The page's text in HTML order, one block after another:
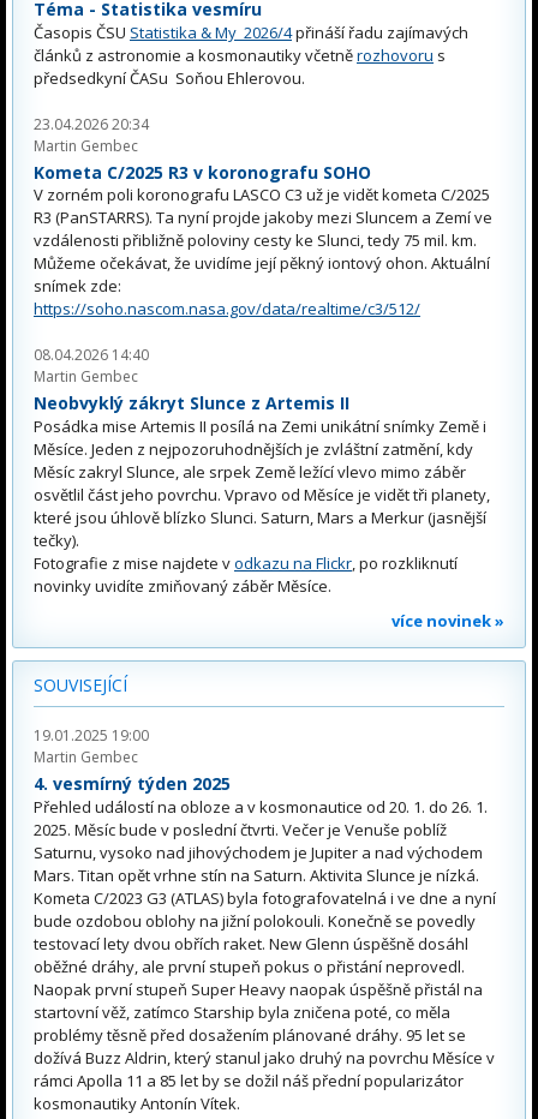
Téma - Statistika vesmíru
Časopis ČSU Statistika & My 2026/4přináší řadu zajímavých
článků z astronomie a kosmonautiky včetněrozhovoru s
předsedkyní ČASu Soňou Ehlerovou.
23.04.2026 20:34
Martin Gembec
Kometa C/2025 R3 v koronografu SOHO
V zorném poli koronografu LASCO C3 už je vidět kometa C/2025
R3 (PanSTARRS). Ta nyní projde jakoby mezi Sluncem a Zemí ve
vzdálenosti přibližně poloviny cesty ke Slunci, tedy 75 mil. km.
Můžeme očekávat, že uvidíme její pěkný iontový ohon. Aktuální
snímek zde:
https://soho.nascom.nasa.gov/data/realtime/c3/512/
08.04.2026 14:40
Martin Gembec
Neobvyklý zákryt Slunce z Artemis II
Posádka mise Artemis II posílá na Zemi unikátní snímky Země i
Měsíce. Jeden z nejpozoruhodnějších je zvláštní zatmění, kdy
Měsíc zakryl Slunce, ale srpek Země ležící vlevo mimo záběr
osvětlil část jeho povrchu. Vpravo od Měsíce je vidět tři planety,
které jsou úhlově blízko Slunci. Saturn, Mars a Merkur (jasnější
tečky).
Fotografie z mise najdete vodkazu na Flickr, po rozkliknutí
novinky uvidíte zmiňovaný záběr Měsíce.
více novinek »
SOUVISEJÍCÍ
19.01.2025 19:00
Martin Gembec
4. vesmírný týden 2025
Přehled událostí na obloze a v kosmonautice od 20. 1. do 26. 1.
2025. Měsíc bude v poslední čtvrti. Večer je Venuše poblíž
Saturnu, vysoko nad jihovýchodem je Jupiter a nad východem
Mars. Titan opět vrhne stín na Saturn. Aktivita Slunce je nízká.
Kometa C/2023 G3 (ATLAS) byla fotografovatelná i ve dne a nyní
bude ozdobou oblohy na jižní polokouli. Konečně se povedly
testovací lety dvou obřích raket. New Glenn úspěšně dosáhl
oběžné dráhy, ale první stupeň pokus o přistání neprovedl.
Naopak první stupeň Super Heavy naopak úspěšně přistál na
startovní věž, zatímco Starship byla zničena poté, co měla
problémy těsně před dosažením plánované dráhy. 95 let se
dožívá Buzz Aldrin, který stanul jako druhý na povrchu Měsíce v
rámci Apolla 11 a 85 let by se dožil náš přední popularizátor
kosmonautiky Antonín Vítek.